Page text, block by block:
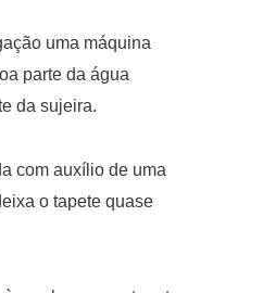
uma máquina
parte da água
da sujeira.
com auxílio de uma
o tapete quase